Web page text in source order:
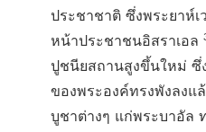
ประชาชาติ ซึ่งพระยาห์
หน้าประชาชนอิสราเอล
ปูชนียสถานสูงขึ้นใหม่ ซึ่
ของพระองค์ทรงพังลงแ
บูชาต่างๆ แก่พระบาอัล